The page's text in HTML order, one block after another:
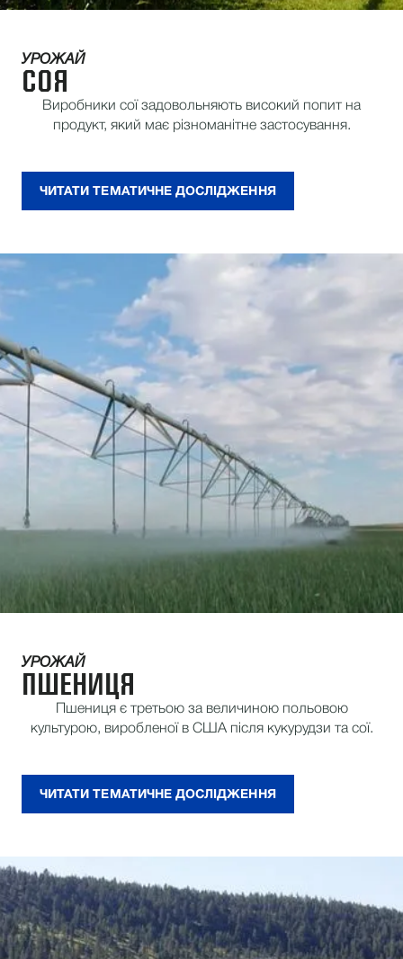
УРОЖАЙ
СОЯ
Виробники сої задовольняють високий попит на
продукт, який має різноманітне застосування.
ЧИТАТИ ТЕМАТИЧНЕ ДОСЛІДЖЕННЯ
УРОЖАЙ
ПШЕНИЦЯ
Пшениця є третьою за величиною польовою
культурою, виробленої в США після кукурудзи та сої.
ЧИТАТИ ТЕМАТИЧНЕ ДОСЛІДЖЕННЯ